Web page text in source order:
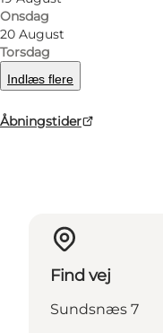
Onsdag
20 August
Torsdag
Indlæs flere
Åbningstider
Læs mere
Find vej
Sundsnæs 7